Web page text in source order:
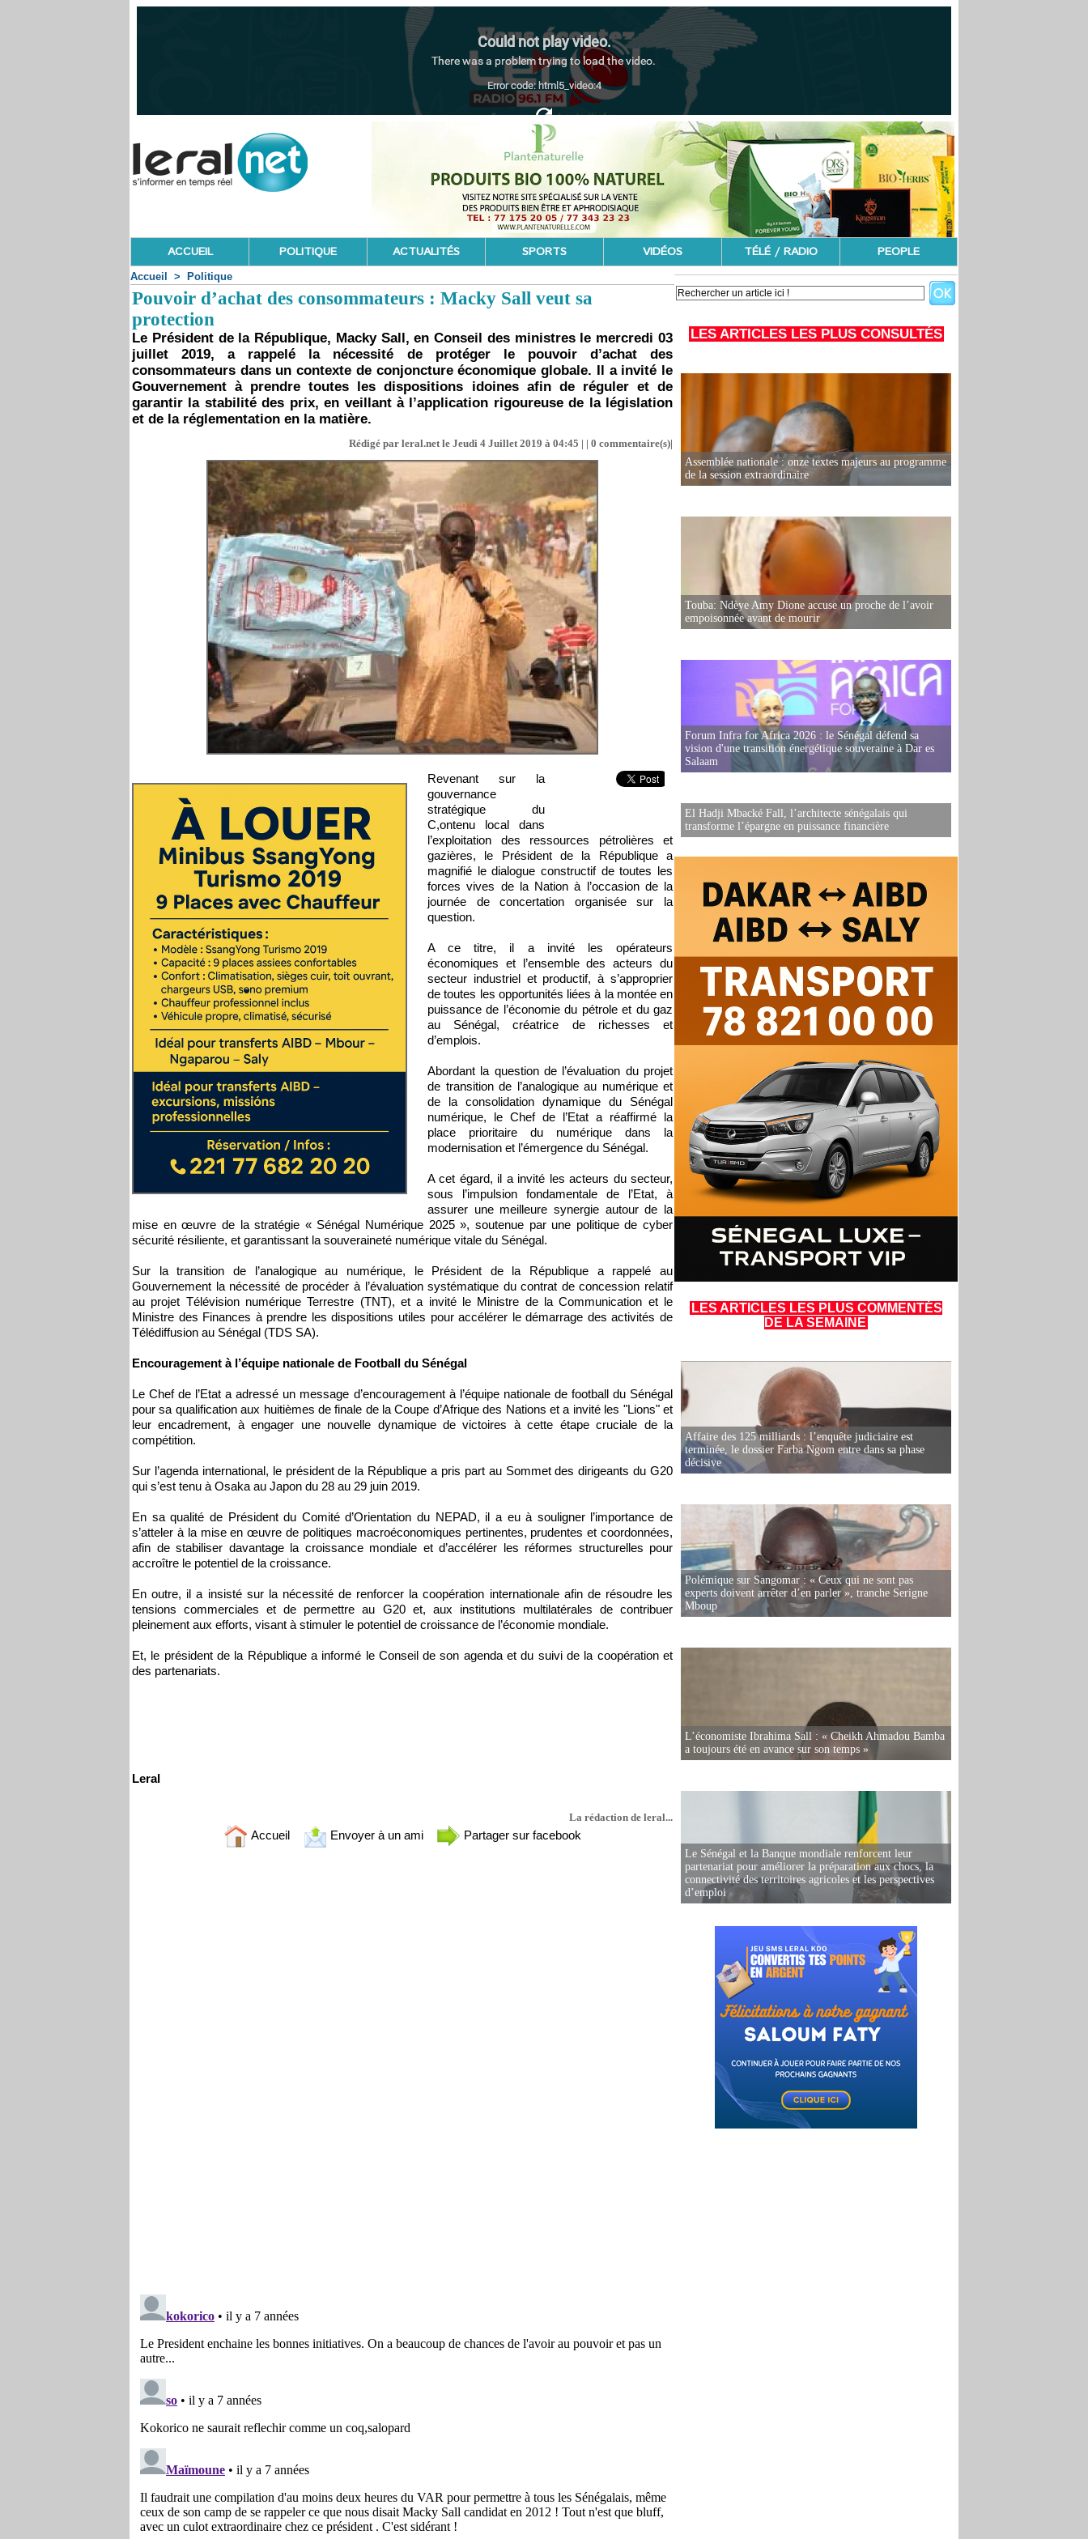
ACCUEIL POLITIQUE ACTUALITÉS SPORTS VIDÉOS TÉLÉ / RADIO PEOPLE
Accueil > Politique
Pouvoir d’achat des consommateurs : Macky Sall veut sa
protection
Le Président de la République, Macky Sall, en Conseil des ministres le mercredi 03
juillet 2019, a rappelé la nécessité de protéger le pouvoir d’achat des
consommateurs dans un contexte de conjoncture économique globale. Il a invité le
Gouvernement à prendre toutes les dispositions idoines afin de réguler et de
garantir la stabilité des prix, en veillant à l’application rigoureuse de la législation
et de la réglementation en la matière.
Rédigé par leral.net le Jeudi 4 Juillet 2019 à 04:45 | | 0 commentaire(s)|
Revenant sur la
gouvernance
stratégique du
C,ontenu local dans
l’exploitation des ressources pétrolières et
gazières, le Président de la République a
magnifié le dialogue constructif de toutes les
forces vives de la Nation à l’occasion de la
journée de concertation organisée sur la
question.
A ce titre, il a invité les opérateurs
économiques et l’ensemble des acteurs du
secteur industriel et productif, à s’approprier
de toutes les opportunités liées à la montée en
puissance de l’économie du pétrole et du gaz
au Sénégal, créatrice de richesses et
d’emplois.
Abordant la question de l’évaluation du projet
de transition de l’analogique au numérique et
de la consolidation dynamique du Sénégal
numérique, le Chef de l’Etat a réaffirmé la
place prioritaire du numérique dans la
modernisation et l’émergence du Sénégal.
A cet égard, il a invité les acteurs du secteur,
sous l’impulsion fondamentale de l’Etat, à
assurer une meilleure synergie autour de la
mise en œuvre de la stratégie « Sénégal Numérique 2025 », soutenue par une politique de cyber
sécurité résiliente, et garantissant la souveraineté numérique vitale du Sénégal.
Sur la transition de l’analogique au numérique, le Président de la République a rappelé au
Gouvernement la nécessité de procéder à l’évaluation systématique du contrat de concession relatif
au projet Télévision numérique Terrestre (TNT), et a invité le Ministre de la Communication et le
Ministre des Finances à prendre les dispositions utiles pour accélérer le démarrage des activités de
Télédiffusion au Sénégal (TDS SA).
Encouragement à l’équipe nationale de Football du Sénégal
Le Chef de l’Etat a adressé un message d’encouragement à l’équipe nationale de football du Sénégal
pour sa qualification aux huitièmes de finale de la Coupe d’Afrique des Nations et a invité les "Lions" et
leur encadrement, à engager une nouvelle dynamique de victoires à cette étape cruciale de la
compétition.
Sur l’agenda international, le président de la République a pris part au Sommet des dirigeants du G20
qui s’est tenu à Osaka au Japon du 28 au 29 juin 2019.
En sa qualité de Président du Comité d’Orientation du NEPAD, il a eu à souligner l’importance de
s’atteler à la mise en œuvre de politiques macroéconomiques pertinentes, prudentes et coordonnées,
afin de stabiliser davantage la croissance mondiale et d’accélérer les réformes structurelles pour
accroître le potentiel de la croissance.
En outre, il a insisté sur la nécessité de renforcer la coopération internationale afin de résoudre les
tensions commerciales et de permettre au G20 et, aux institutions multilatérales de contribuer
pleinement aux efforts, visant à stimuler le potentiel de croissance de l’économie mondiale.
Et, le président de la République a informé le Conseil de son agenda et du suivi de la coopération et
des partenariats.
Leral
La rédaction de leral...
Accueil Envoyer à un ami Partager sur facebook
LES ARTICLES LES PLUS CONSULTÉS
Assemblée nationale : onze textes majeurs au programme
de la session extraordinaire
Touba: Ndèye Amy Dione accuse un proche de l’avoir
empoisonnée avant de mourir
Forum Infra for Africa 2026 : le Sénégal défend sa
vision d'une transition énergétique souveraine à Dar es
Salaam
El Hadji Mbacké Fall, l’architecte sénégalais qui
transforme l’épargne en puissance financière
LES ARTICLES LES PLUS COMMENTÉS
DE LA SEMAINE
Affaire des 125 milliards : l’enquête judiciaire est
terminée, le dossier Farba Ngom entre dans sa phase
décisive
Polémique sur Sangomar : « Ceux qui ne sont pas
experts doivent arrêter d’en parler », tranche Serigne
Mboup
L’économiste Ibrahima Sall : « Cheikh Ahmadou Bamba
a toujours été en avance sur son temps »
Le Sénégal et la Banque mondiale renforcent leur
partenariat pour améliorer la préparation aux chocs, la
connectivité des territoires agricoles et les perspectives
d’emploi